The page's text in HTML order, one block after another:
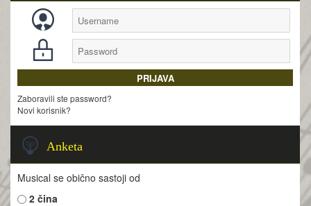
Zaboravili ste password?
Novi korisnik?
Anketa
Musical se obično sastoji od
2 čina